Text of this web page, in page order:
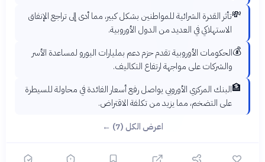
💸تأثر القدرة الشرائية للمواطنين بشكل كبير، مما أدى إلى تراجع الإنفاق
الاستهلاكي في العديد من الدول الأوروبية.
💰الحكومات الأوروبية تقدم حزم دعم بمليارات اليورو لمساعدة الأسر
والشركات على مواجهة ارتفاع التكاليف.
🏦البنك المركزي الأوروبي يواصل رفع أسعار الفائدة في محاولة للسيطرة
على التضخم، مما يزيد من تكلفة الاقتراض.
اعرض الكل (7) ←